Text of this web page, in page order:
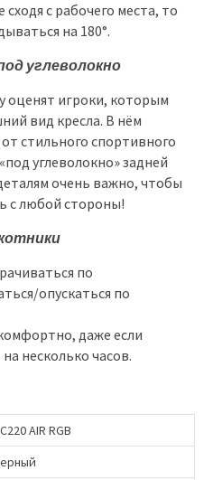
с рабочего места, то
на 180°.
углеволокно
оценят игроки, которым
вид кресла. В нём
стильного спортивного
углеволокно» задней
очень важно, чтобы
с любой стороны!
по
опускаться по
даже если
несколько часов.
AIR RGB